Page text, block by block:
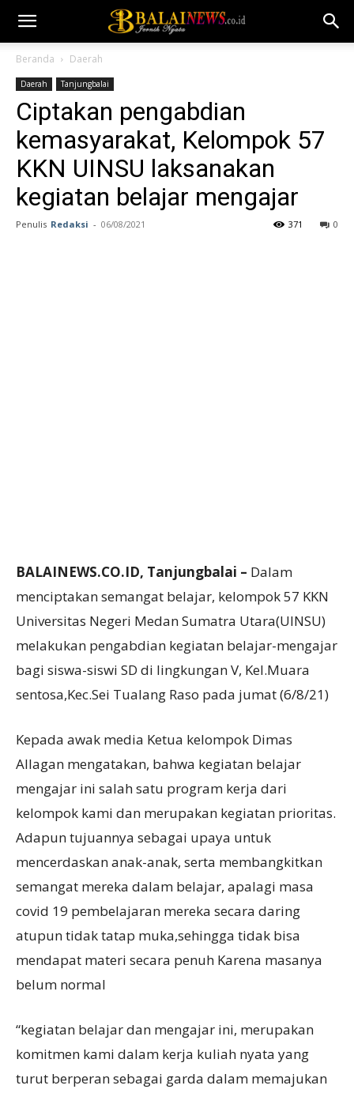
Beranda Daerah
Daerah Tanjungbalai
Ciptakan pengabdian
kemasyarakat, Kelompok 57
KKN UINSU laksanakan
kegiatan belajar mengajar
Penulis Redaksi - 06/08/2021 0
371
BALAINEWS.CO.ID, Tanjungbalai – Dalam
menciptakan semangat belajar, kelompok 57 KKN
Universitas Negeri Medan Sumatra Utara(UINSU)
melakukan pengabdian kegiatan belajar-mengajar
bagi siswa-siswi SD di lingkungan V, Kel.Muara
sentosa,Kec.Sei Tualang Raso pada jumat (6/8/21)
Kepada awak media Ketua kelompok Dimas
Allagan mengatakan, bahwa kegiatan belajar
mengajar ini salah satu program kerja dari
kelompok kami dan merupakan kegiatan prioritas.
Adapun tujuannya sebagai upaya untuk
mencerdaskan anak-anak, serta membangkitkan
semangat mereka dalam belajar, apalagi masa
covid 19 pembelajaran mereka secara daring
atupun tidak tatap muka,sehingga tidak bisa
mendapat materi secara penuh Karena masanya
belum normal
“kegiatan belajar dan mengajar ini, merupakan
komitmen kami dalam kerja kuliah nyata yang
turut berperan sebagai garda dalam memajukan